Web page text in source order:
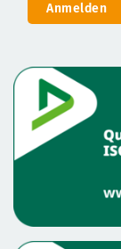
Anmelden